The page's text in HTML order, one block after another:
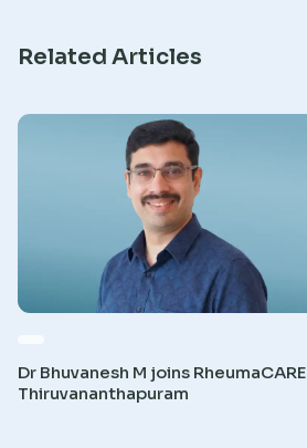
Related Articles
Dr Bhuvanesh M joins RheumaCARE
Thiruvananthapuram